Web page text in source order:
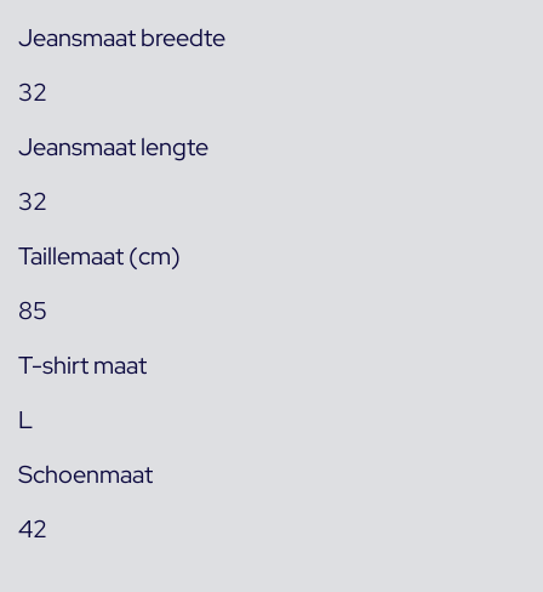
Jeansmaat breedte
32
Jeansmaat lengte
32
Taillemaat (cm)
85
T-shirt maat
L
Schoenmaat
42